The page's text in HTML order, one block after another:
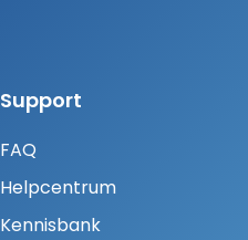
Support
FAQ
Helpcentrum
Kennisbank